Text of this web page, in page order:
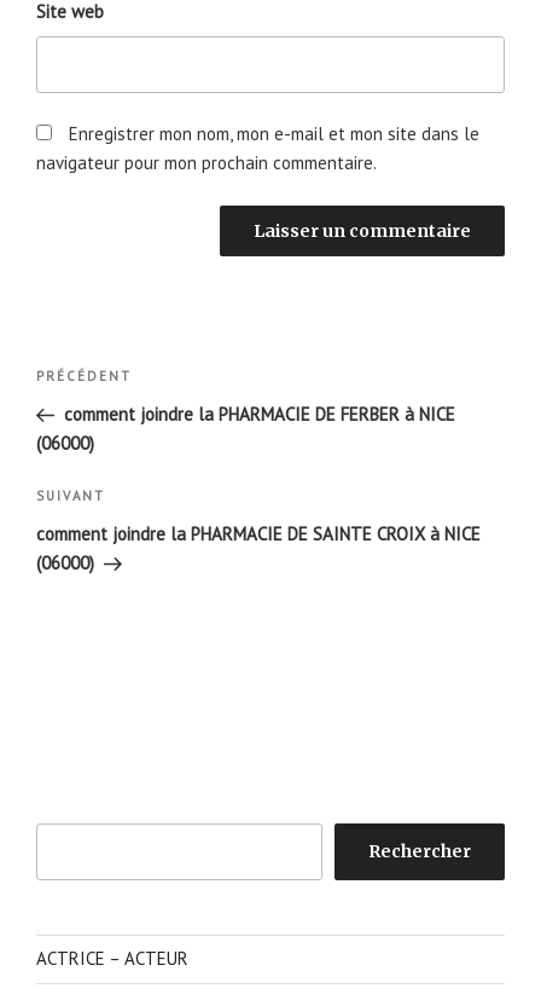
Site web
Enregistrer mon nom, mon e-mail et mon site dans le
navigateur pour mon prochain commentaire.
Navigation
l’article
Article
précédent
PRÉCÉDENT
comment joindre la PHARMACIE DE FERBER à NICE
(06000)
Article
suivant
SUIVANT
comment joindre la PHARMACIE DE SAINTE CROIX à NICE
(06000)
Rechercher
ACTRICE – ACTEUR